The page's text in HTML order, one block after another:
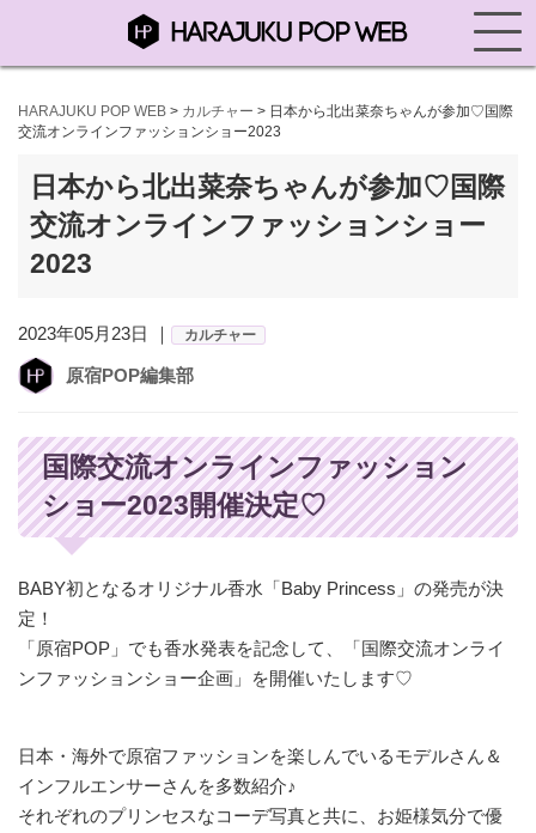
HARAJUKU POP WEB > カルチャー > 日本から北出菜奈ちゃんが参加♡国際
交流オンラインファッションショー2023
日本から北出菜奈ちゃんが参加♡国際
交流オンラインファッションショー
2023
2023年05月23日 ｜ カルチャー
原宿POP編集部
国際交流オンラインファッション
ショー2023開催決定♡
BABY初となるオリジナル香水「Baby Princess」の発売が決
定！
「原宿POP」でも香水発表を記念して、「国際交流オンライ
ンファッションショー企画」を開催いたします♡
日本・海外で原宿ファッションを楽しんでいるモデルさん＆
インフルエンサーさんを多数紹介♪
それぞれのプリンセスなコーデ写真と共に、お姫様気分で優